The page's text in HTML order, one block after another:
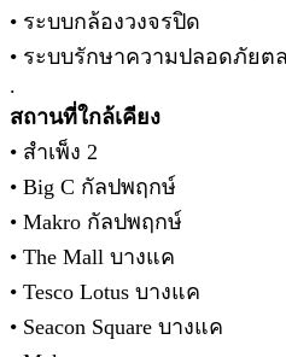
• ระบบกล้องวงจรปิด
• ระบบรักษาความปลอดภัยต
.
สถานที่ใกล้เคียง
• สำเพ็ง 2
• Big C กัลปพฤกษ์
• Makro กัลปพฤกษ์
• The Mall บางแค
• Tesco Lotus บางแค
• Seacon Square บางแค